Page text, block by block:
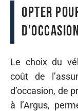
Opter
d’occasion
Le choix du
coût de
d’occasion, de
à l’Argus,